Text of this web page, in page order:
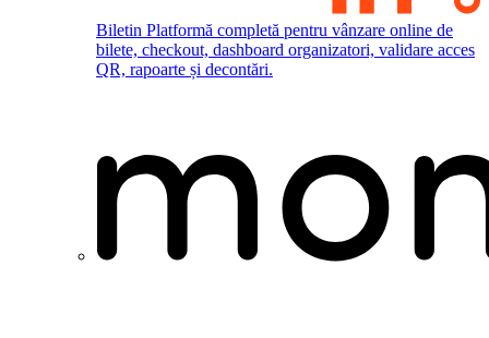
Biletin Platformă completă pentru vânzare online de
bilete, checkout, dashboard organizatori, validare acces
QR, rapoarte și decontări.